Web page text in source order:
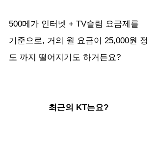
500메가 인터넷 + TV슬림 요금제를
기준으로, 거의 월 요금이 25,000원 정
도 까지 떨어지기도 하거든요?
최근의 KT는요?